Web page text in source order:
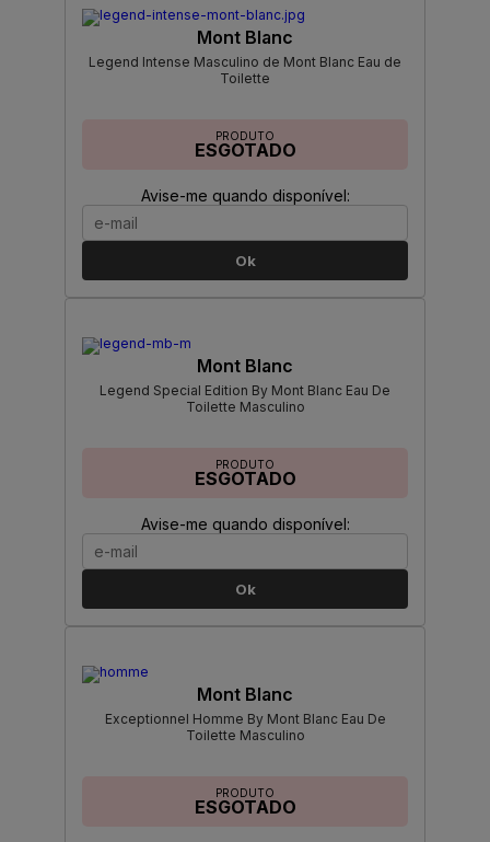
Mont Blanc
Legend Intense Masculino de Mont Blanc Eau de
Toilette
PRODUTO
ESGOTADO
Avise-me quando disponível:
Ok
Mont Blanc
Legend Special Edition By Mont Blanc Eau De
Toilette Masculino
PRODUTO
ESGOTADO
Avise-me quando disponível:
Ok
Mont Blanc
Exceptionnel Homme By Mont Blanc Eau De
Toilette Masculino
PRODUTO
ESGOTADO